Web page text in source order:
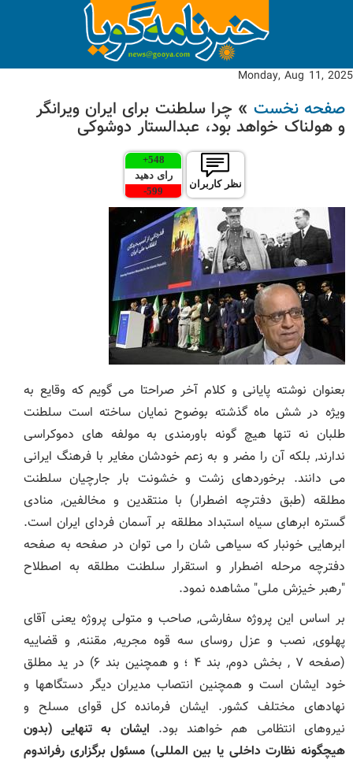
Monday, Aug 11, 2025
صفحه نخست » چرا سلطنت برای ایران ویرانگر
و هولناک خواهد بود، عبدالستار دوشوکی
نظر کاربران
548
+
رای دهید
599
-
بعنوان نوشته پایانی و کلام آخر صراحتا می گویم که وقایع به
ویژه در شش ماه گذشته بوضوح نمایان ساخته است سلطنت
طلبان نه تنها هیچ گونه باورمندی به مولفه های دموکراسی
ندارند, بلکه آن را مضر و به زعم خودشان مغایر با فرهنگ ایرانی
می دانند. برخوردهای زشت و خشونت بار جارچیان سلطنت
مطلقه (طبق دفترچه اضطرار) با منتقدین و مخالفین, منادی
گستره ابرهای سیاه استبداد مطلقه بر آسمان فردای ایران است.
ابرهایی خونبار که سیاهی شان را می توان در صفحه به صفحه
دفترچه مرحله اضطرار و استقرار سلطنت مطلقه به اصطلاح
"رهبر خیزش ملی" مشاهده نمود.
بر اساس این پروژه سفارشی, صاحب و متولی پروژه یعنی آقای
پهلوی, نصب و عزل روسای سه قوه مجریه, مقننه, و قضاییه
(صفحه ۷ , بخش دوم, بند ۴ ؛ و همچنین بند ۶) در ید مطلق
خود ایشان است و همچنین انتصاب مدیران دیگر دستگاهها و
نهادهای مختلف کشور. ایشان فرمانده کل قوای مسلح و
نیروهای انتظامی هم خواهند بود. ایشان به تنهایی (بدون
هیچگونه نظارت داخلی یا بین المللی) مسئول برگزاری رفراندوم